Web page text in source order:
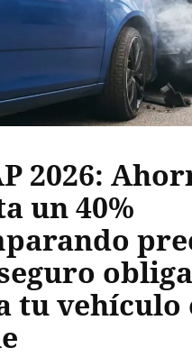
2026:
un 40%
tu vehículo